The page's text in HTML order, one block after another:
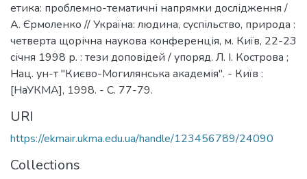
етика: проблемно-тематичні напрямки дослідження /
А. Єрмоленко // Україна: людина, суспільство, природа :
четверта щорічна наукова конференція, м. Київ, 22-23
січня 1998 р. : тези доповідей / упоряд. Л. І. Кострова ;
Нац. ун-т "Києво-Могилянська академія". - Київ :
[НаУКМА], 1998. - С. 77-79.
URI
https://ekmair.ukma.edu.ua/handle/123456789/24090
Collections